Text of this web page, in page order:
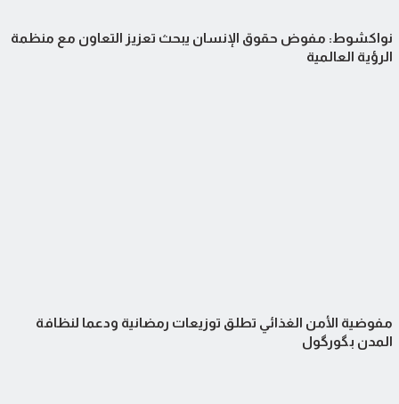
نواكشوط: مفوض حقوق الإنسان يبحث تعزيز التعاون مع منظمة
الرؤية العالمية
مفوضية الأمن الغذائي تطلق توزيعات رمضانية ودعما لنظافة
المدن بگورگول